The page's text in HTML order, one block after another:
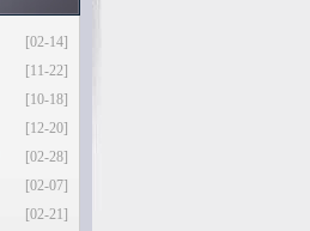
[02-14]
[11-22]
[10-18]
[12-20]
[02-28]
[02-07]
[02-21]